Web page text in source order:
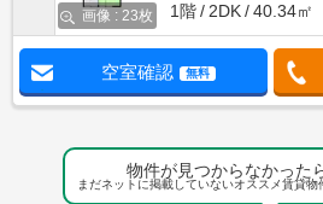
画像 : 23枚
1階
2DK 40.34㎡
空室確認 無料
物件が見つからなかった
まだネットに掲載していないオススメ賃貸